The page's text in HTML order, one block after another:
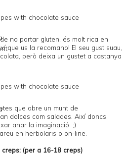
no portar gluten, és molt rica en
que us la recomano! El seu gust suau,
però deixa un gustet a castanya
que obre un munt de
dolces com salades. Així doncs,
anar la imaginació. ;)
en herbolaris o on-line
(per a 16-18 creps)